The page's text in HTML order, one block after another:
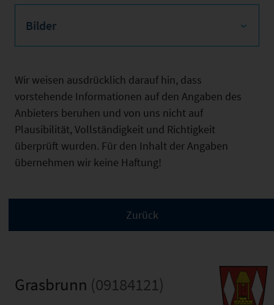
Bilder
Wir weisen ausdrücklich darauf hin, dass
vorstehende Informationen auf den Angaben des
Anbieters beruhen und von uns nicht auf
Plausibilität, Vollständigkeit und Richtigkeit
überprüft wurden. Für den Inhalt der Angaben
übernehmen wir keine Haftung!
Grasbrunn (09184121)